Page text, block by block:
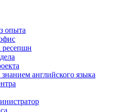
опыта
ресепшн
английского языка